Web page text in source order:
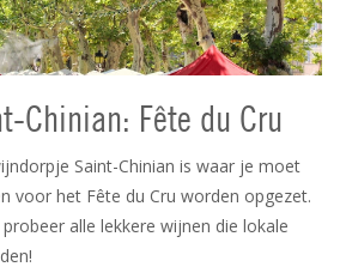
Chinian: Fête du Cru
Saint-Chinian is waar je moet
voor het Fête du Cru worden opgezet.
alle lekkere wijnen die lokale